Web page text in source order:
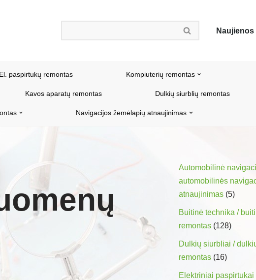
Naujienos
El. paspirtukų remontas Kompiuterių remontas
Kavos aparatų remontas Dulkių siurblių remontas
Navigacijos žemėlapių atnaujinimas
Automobilinė
automobilinės
atnaujinimas (5)
Buitinė technika /
remontas (128)
Dulkių siurbliai /
remontas (16)
Elektriniai paspirtukai